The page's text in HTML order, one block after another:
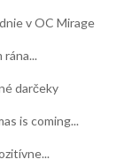
v OC Mirage
rána...
darčeky
is coming...